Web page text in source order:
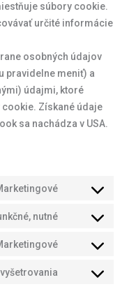
súbory cookie.
určité informácie
osobných údajov
pravidelne meniť) a
údajmi, ktoré
Získané údaje
sa nachádza v USA.
nutné